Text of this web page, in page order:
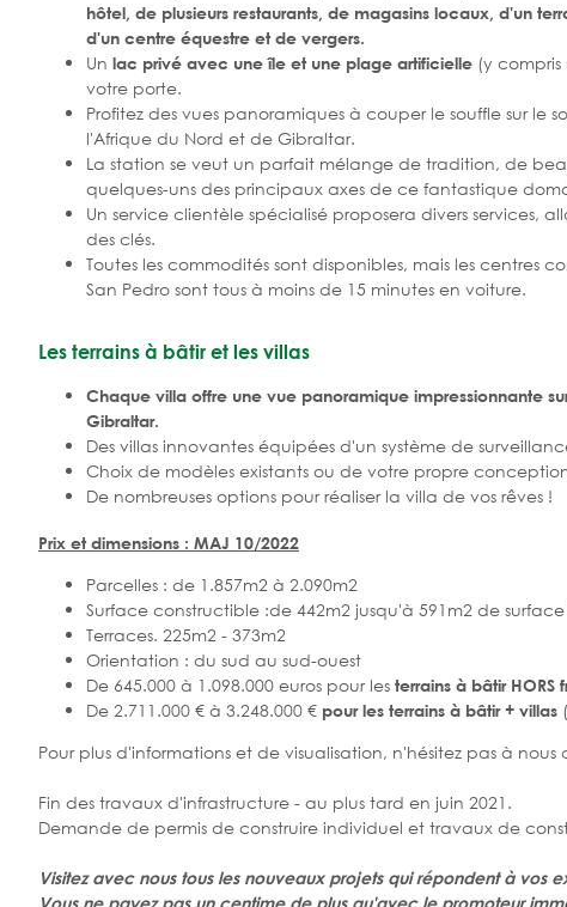
hôtel, de plusieurs restaurants, de magasins locaux, d'un
d'un centre équestre et de vergers.
Un lac privé avec une île et une plage artificielle (y
votre porte.
Profitez des vues panoramiques à couper le souffle sur
l'Afrique du Nord et de Gibraltar.
La station se veut un parfait mélange de tradition, de
quelques-uns des principaux axes de ce fantastique
Un service clientèle spécialisé proposera divers
des clés.
Toutes les commodités sont disponibles, mais les
San Pedro sont tous à moins de 15 minutes en voiture.
Les terrains à bâtir et les villas
Chaque villa offre une vue panoramique impressionnante
Gibraltar.
Des villas innovantes équipées d'un système de
Choix de modèles existants ou de votre propre
De nombreuses options pour réaliser la villa de vos rêves !
Prix et dimensions : MAJ 10/2022
Parcelles : de 1.857m2 à 2.090m2
Surface constructible :de 442m2 jusqu'à 591m2 de
Terraces. 225m2 - 373m2
Orientation : du sud au sud-ouest
De 645.000 à 1.098.000 euros pour les terrains à bâtir HORS
De 2.711.000 € à 3.248.000 € pour les terrains à bâtir + villas
Pour plus d'informations et de visualisation, n'hésitez pas à
Fin des travaux d'infrastructure - au plus tard en juin 2021.
Demande de permis de construire individuel et travaux de
Visitez avec nous tous les nouveaux projets qui répondent à vos